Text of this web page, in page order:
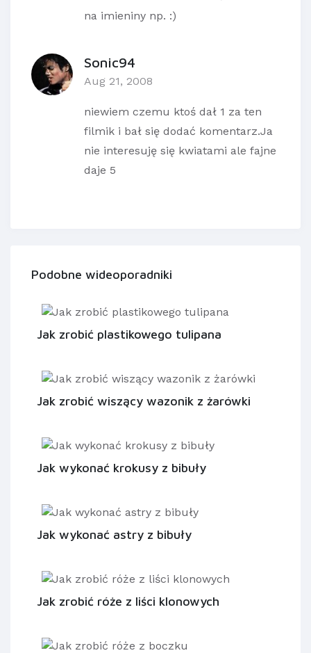
na imieniny np. :)
Sonic94
Aug 21, 2008
niewiem czemu ktoś dał 1 za ten
filmik i bał się dodać komentarz.Ja
nie interesuję się kwiatami ale fajne
daje 5
Podobne wideoporadniki
Jak zrobić plastikowego tulipana
Jak zrobić wiszący wazonik z żarówki
Jak wykonać krokusy z bibuły
Jak wykonać astry z bibuły
Jak zrobić róże z liści klonowych